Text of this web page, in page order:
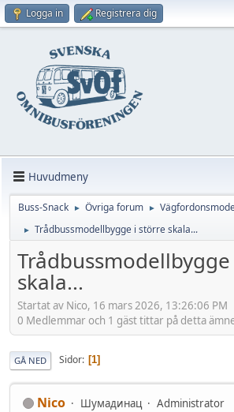
Logga in Registrera dig
Huvudmeny
Buss-Snack ► Övriga forum ►
► Trådbussmodellbygge i större skala...
skala...
Startat av Nico, 16 mars 2026, 13:26:06 PM
0 Medlemmar och 1 gäst tittar på detta
GÅ NED Sidor 1
Nico Шумадинац Administrator